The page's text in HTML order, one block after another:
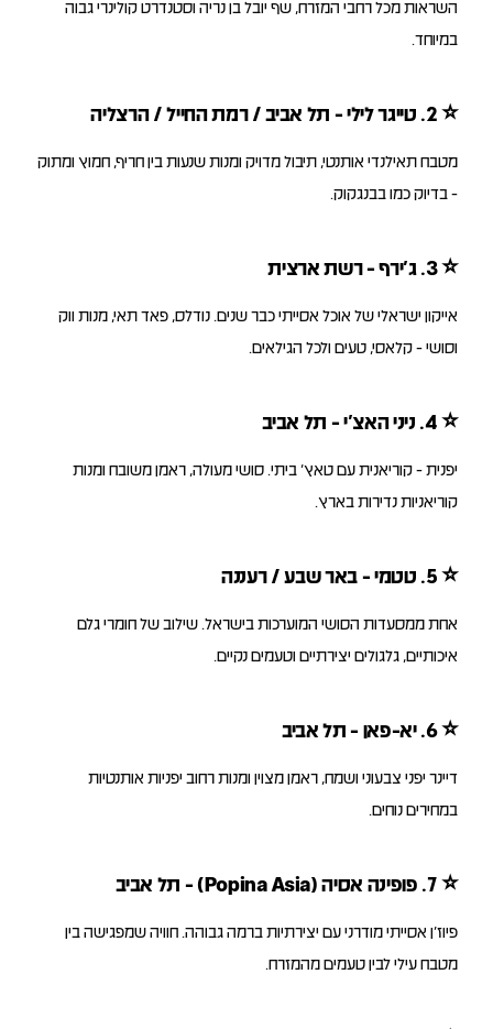
השראות מכל רחבי המזרח, שף יובל בן נריה וסטנדרט קולינרי גבוה
במיוחד.
⭐ 2. טייגר לילי - תל אביב / רמת החייל / הרצליה
מטבח תאילנדי אותנטי, תיבול מדויק ומנות שנעות בין חריף, חמוץ ומתוק
- בדיוק כמו בבנגקוק.
⭐3. ג’ירף - רשת ארצית
אייקון ישראלי של אוכל אסייתי כבר שנים. נודלס, פאד תאי, מנות ווק
וסושי - קלאסי, טעים ולכל הגילאים.
⭐ 4. ניני האצ’י - תל אביב
יפנית - קוריאנית עם טאץ׳ ביתי. סושי מעולה, ראמן משובח ומנות
קוריאניות נדירות בארץ.
⭐ 5. טטמי - באר שבע / רעננה
אחת ממסעדות הסושי המוערכות בישראל. שילוב של חומרי גלם
איכותיים, גלגולים יצירתיים וטעמים נקיים.
⭐6. יא-פאן - תל אביב
דיינר יפני צבעוני ושמח, ראמן מצוין ומנות רחוב יפניות אותנטיות
במחירים נוחים.
⭐ 7. פופינה אסיה (Popina Asia) - תל אביב
פיוז’ן אסייתי מודרני עם יצירתיות ברמה גבוהה. חוויה שמפגישה בין
מטבח עילי לבין טעמים מהמזרח.